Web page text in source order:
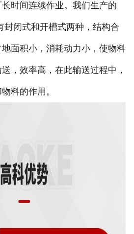
时间连续作业。我们生产的
封闭式和开槽式两种，结构合
面积小，消耗动力小，使物料
，效率高，在此输送过程中，
料的作用。